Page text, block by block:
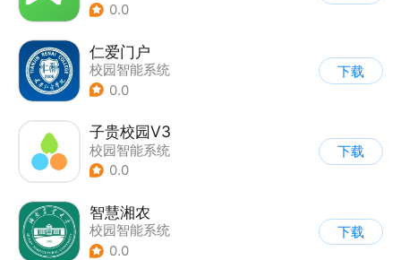
0.0
仁爱门户
校园智能系统
0.0
下载
子贵校园V3
校园智能系统
0.0
下载
智慧湘农
校园智能系统
0.0
下载